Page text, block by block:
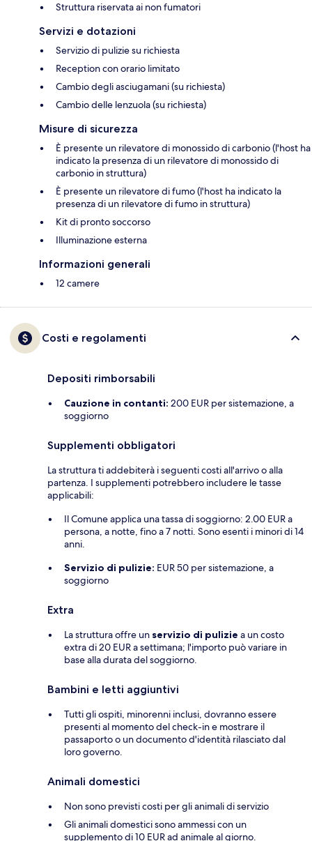
Struttura riservata ai non fumatori
Servizi e dotazioni
Servizio di pulizie su richiesta
Reception con orario limitato
Cambio degli asciugamani (su richiesta)
Cambio delle lenzuola (su richiesta)
Misure di sicurezza
È presente un rilevatore di monossido di carbonio (l'host ha
indicato la presenza di un rilevatore di monossido di
carbonio in struttura)
È presente un rilevatore di fumo (l'host ha indicato la
presenza di un rilevatore di fumo in struttura)
Kit di pronto soccorso
Illuminazione esterna
Informazioni generali
12 camere
Costi e regolamenti
Depositi rimborsabili
Cauzione in contanti: 200 EUR per sistemazione, a
soggiorno
Supplementi obbligatori
La struttura ti addebiterà i seguenti costi all'arrivo o alla
partenza. I supplementi potrebbero includere le tasse
applicabili:
Il Comune applica una tassa di soggiorno: 2.00 EUR a
persona, a notte, fino a 7 notti. Sono esenti i minori di 14
anni.
Servizio di pulizie: EUR 50 per sistemazione, a
soggiorno
Extra
La struttura offre un servizio di pulizie a un costo
extra di 20 EUR a settimana; l'importo può variare in
base alla durata del soggiorno.
Bambini e letti aggiuntivi
Tutti gli ospiti, minorenni inclusi, dovranno essere
presenti al momento del check-in e mostrare il
passaporto o un documento d'identità rilasciato dal
loro governo.
Animali domestici
Non sono previsti costi per gli animali di servizio
Gli animali domestici sono ammessi con un
supplemento di 10 EUR ad animale al giorno.